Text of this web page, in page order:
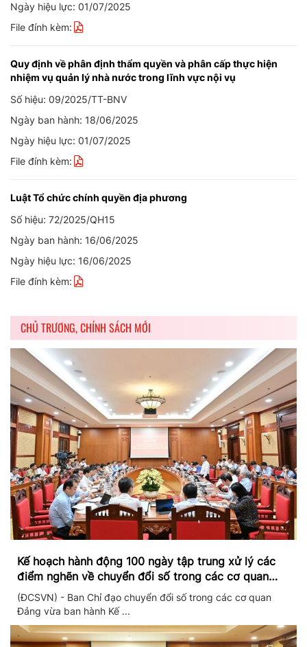
Ngày hiệu lực: 01/07/2025
File đính kèm:
Quy định về phân định thẩm quyền và phân cấp thực hiện
nhiệm vụ quản lý nhà nước trong lĩnh vực nội vụ
Số hiệu: 09/2025/TT-BNV
Ngày ban hành: 18/06/2025
Ngày hiệu lực: 01/07/2025
File đính kèm:
Luật Tổ chức chính quyền địa phương
Số hiệu: 72/2025/QH15
Ngày ban hành: 16/06/2025
Ngày hiệu lực: 16/06/2025
File đính kèm:
CHỦ TRƯƠNG, CHÍNH SÁCH MỚI
Kế hoạch hành động 100 ngày tập trung xử lý các
điểm nghẽn về chuyển đổi số trong các cơ quan
Đảng
(ĐCSVN) - Ban Chỉ đạo chuyển đổi số trong các cơ quan
Đảng vừa ban hành Kế ...